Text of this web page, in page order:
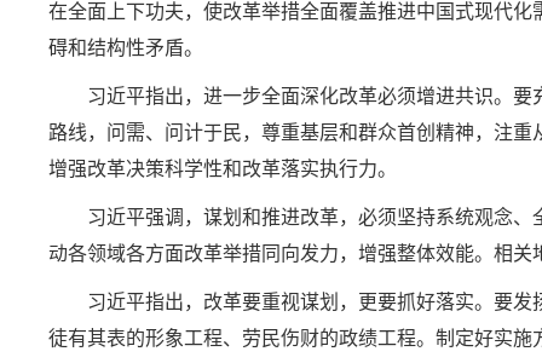
在全面上下功夫，使改革举措全面覆盖推进中国式现代
碍和结构性矛盾。
习近平指出，进一步全面深化改革必须增进共识。
路线，问需、问计于民，尊重基层和群众首创精神，注
增强改革决策科学性和改革落实执行力。
习近平强调，谋划和推进改革，必须坚持系统观念
动各领域各方面改革举措同向发力，增强整体效能。相
习近平指出，改革要重视谋划，更要抓好落实。要
徒有其表的形象工程、劳民伤财的政绩工程。制定好实